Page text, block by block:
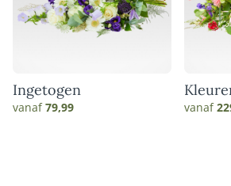
Ingetogen
vanaf79,99 vanaf